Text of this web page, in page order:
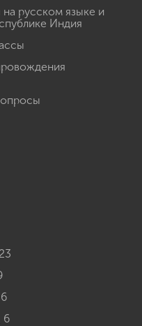
русском языке и
Индия
6